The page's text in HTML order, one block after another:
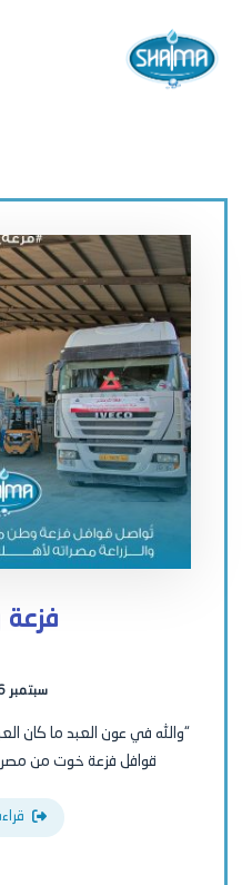
سبتمبر 16, 2023
“والله في عون العبد ما كان
قوافل فزعة خوت من